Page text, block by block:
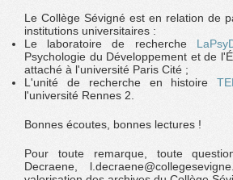
Le Collège Sévigné est en relation de
institutions universitaires :
Le laboratoire de recherche
Psychologie du Développement et de
attaché à l'université Paris Cité ;
L'unité de recherche en histoire
l'université Rennes 2.
Bonnes écoutes, bonnes lectures !
Pour toute remarque, toute
Decraene,